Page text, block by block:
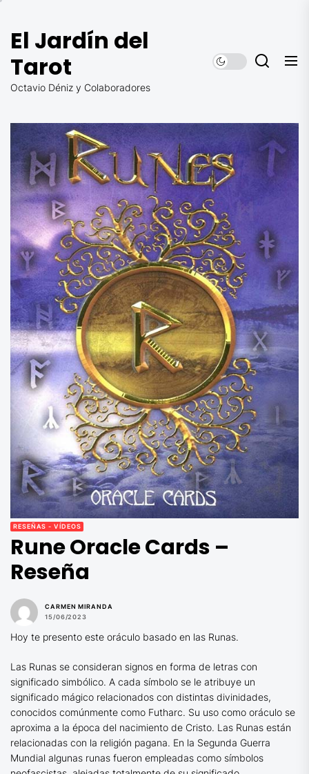
contenido
El Jardín del
Tarot
Octavio Déniz y Colaboradores
RESEÑAS - VÍDEOS
Rune Oracle Cards –
Reseña
CARMEN MIRANDA
15/06/2023
Hoy te presento este oráculo basado en las Runas.
Las Runas se consideran signos en forma de letras con
significado simbólico. A cada símbolo se le atribuye un
significado mágico relacionados con distintas divinidades,
conocidos comúnmente como Futharc. Su uso como oráculo se
aproxima a la época del nacimiento de Cristo. Las Runas están
relacionadas con la religión pagana. En la Segunda Guerra
Mundial algunas runas fueron empleadas como símbolos